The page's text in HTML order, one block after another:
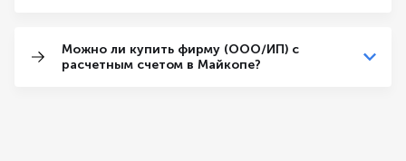
Можно ли купить фирму (ООО/ИП) с
расчетным счетом в Майкопе?